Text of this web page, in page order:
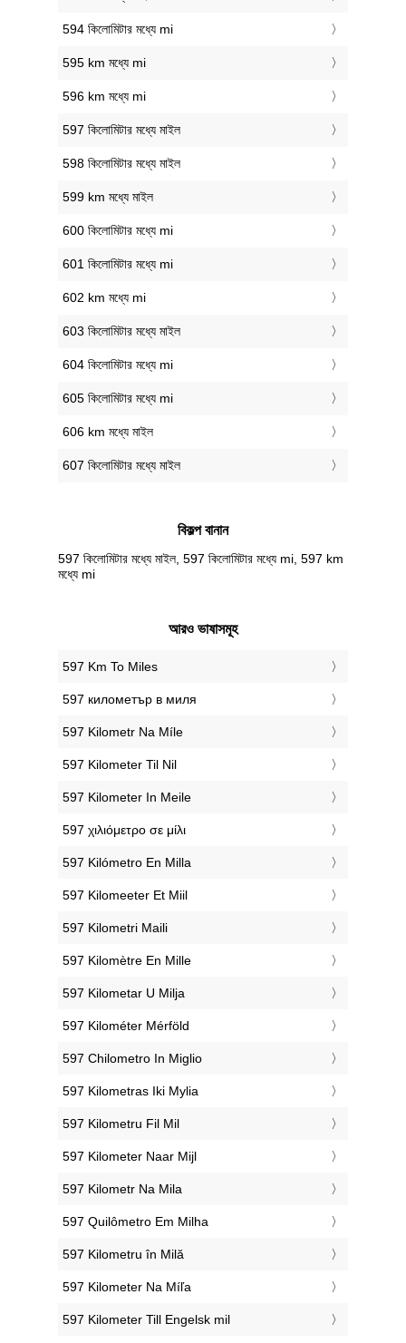
594 কিলোমিটার মধ্যে mi
595 km মধ্যে mi
596 km মধ্যে mi
597 কিলোমিটার মধ্যে মাইল
598 কিলোমিটার মধ্যে মাইল
599 km মধ্যে মাইল
600 কিলোমিটার মধ্যে mi
601 কিলোমিটার মধ্যে mi
602 km মধ্যে mi
603 কিলোমিটার মধ্যে মাইল
604 কিলোমিটার মধ্যে mi
605 কিলোমিটার মধ্যে mi
606 km মধ্যে মাইল
607 কিলোমিটার মধ্যে মাইল
বিকল্প বানান
597 কিলোমিটার মধ্যে মাইল, 597 কিলোমিটার মধ্যে mi, 597 km
মধ্যে mi
আরও ভাষাসমূহ
‎597 Km To Miles
‎597 километър в миля
‎597 Kilometr Na Míle
‎597 Kilometer Til Nil
‎597 Kilometer In Meile
‎597 χιλιόμετρο σε μίλι
‎597 Kilómetro En Milla
‎597 Kilomeeter Et Miil
‎597 Kilometri Maili
‎597 Kilomètre En Mille
‎597 Kilometar U Milja
‎597 Kilométer Mérföld
‎597 Chilometro In Miglio
‎597 Kilometras Iki Mylia
‎597 Kilometru Fil Mil
‎597 Kilometer Naar Mijl
‎597 Kilometr Na Mila
‎597 Quilômetro Em Milha
‎597 Kilometru în Milă
‎597 Kilometer Na Míľa
‎597 Kilometer Till Engelsk mil